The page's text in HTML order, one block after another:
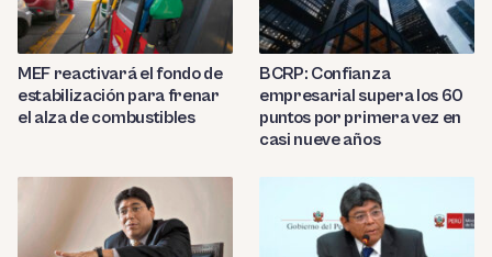
MEF reactivará el fondo de
estabilización para frenar
el alza de combustibles
BCRP: Confianza
empresarial supera los 60
puntos por primera vez en
casi nueve años